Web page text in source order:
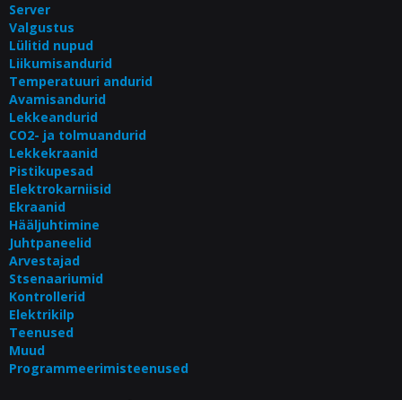
Server
Valgustus
Lülitid nupud
Liikumisandurid
Temperatuuri andurid
Avamisandurid
Lekkeandurid
CO2- ja tolmuandurid
Lekkekraanid
Pistikupesad
Elektrokarniisid
Ekraanid
Hääljuhtimine
Juhtpaneelid
Arvestajad
Stsenaariumid
Kontrollerid
Elektrikilp
Teenused
Muud
Programmeerimisteenused